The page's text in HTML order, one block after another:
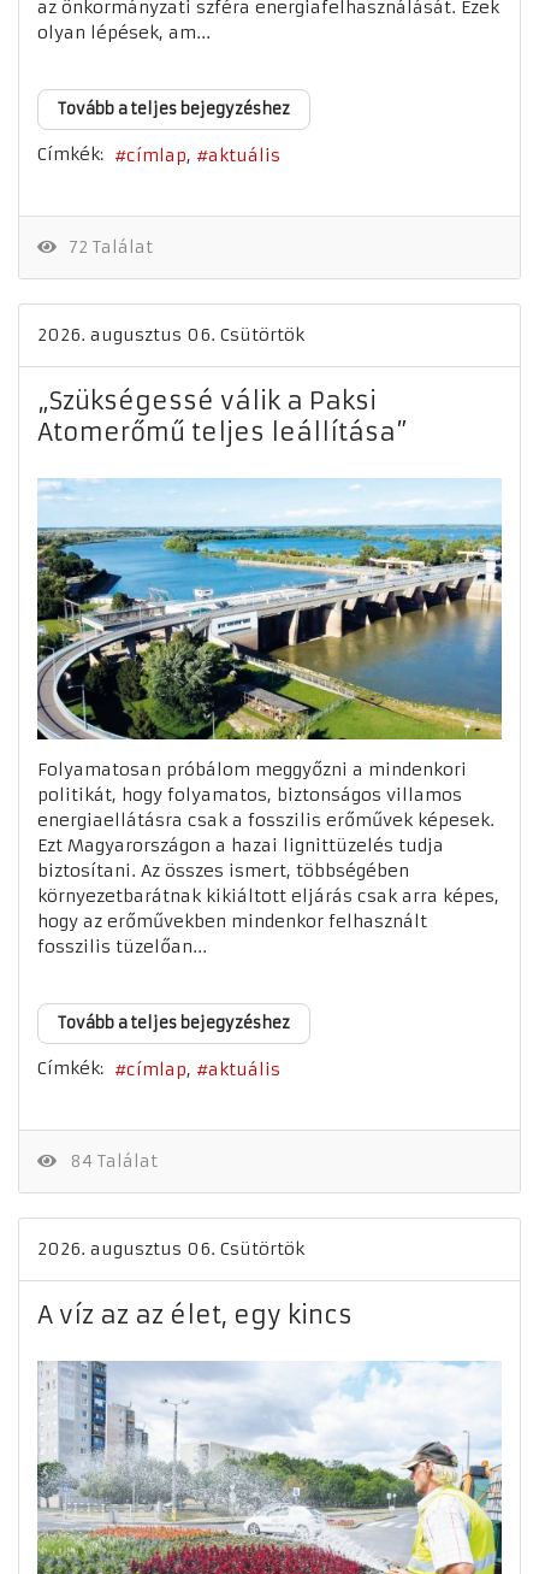
az önkormányzati szféra energiafelhasználását. Ezek
olyan lépések, am...
Tovább a teljes bejegyzéshez
Címkék: címlap aktuális
72 Találat
2026. augusztus 06. Csütörtök
„Szükségessé válik a Paksi
Atomerőmű teljes leállítása”
Folyamatosan próbálom meggyőzni a mindenkori
politikát, hogy folyamatos, biztonságos villamos
energiaellátásra csak a fosszilis erőművek képesek.
Ezt Magyarországon a hazai lignittüzelés tudja
biztosítani. Az összes ismert, többségében
környezetbarátnak kikiáltott eljárás csak arra képes,
hogy az erőművekben mindenkor felhasznált
fosszilis tüzelőan...
Tovább a teljes bejegyzéshez
Címkék: címlap aktuális
84 Találat
2026. augusztus 06. Csütörtök
A víz az az élet, egy kincs